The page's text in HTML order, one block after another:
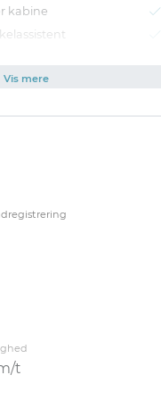
kabine
Vis mere
t